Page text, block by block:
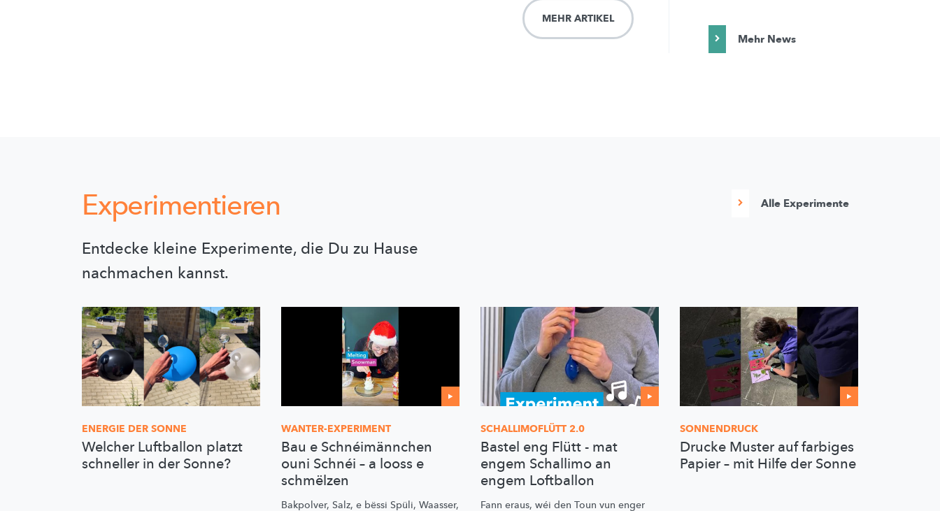
MEHR ARTIKEL
Mehr News
Experimentieren
Entdecke kleine Experimente, die Du zu Hause
nachmachen kannst.
Alle Experimente
ENERGIE DER SONNE
Welcher Luftballon platzt
schneller in der Sonne?
WANTER-EXPERIMENT
Bau e Schnéimännchen
ouni Schnéi – a looss e
schmëlzen
Bakpolver, Salz, e bëssi Spüli, Waasser,
SCHALLIMOFLÜTT 2.0
Bastel eng Flütt - mat
engem Schallimo an
engem Loftballon
Fann eraus, wéi den Toun vun enger
SONNENDRUCK
Drucke Muster auf farbiges
Papier – mit Hilfe der Sonne